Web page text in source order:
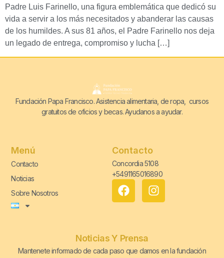
Padre Luis Farinello, una figura emblemática que dedicó su
vida a servir a los más necesitados y abanderar las causas
de los humildes. A sus 81 años, el Padre Farinello nos deja
un legado de entrega, compromiso y lucha […]
Fundación Papa Francisco. Asistencia alimentaria, de ropa, cursos
gratuitos de oficios y becas. Ayudanos a ayudar.
Menú
Contacto
Noticias
Sobre Nosotros
Contacto
Concordia 5108
+5491165016890
Noticias Y Prensa
Mantenete informado de cada paso que damos en la fundación